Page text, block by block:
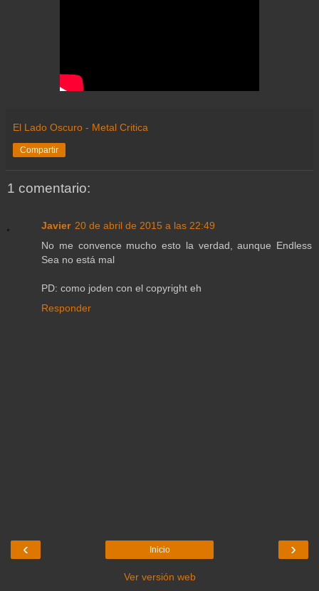
El Lado Oscuro - Metal Critica
Compartir
1 comentario:
Javier 20 de abril de 2015 a las 22:49
No me convence mucho esto la verdad, aunque Endless
Sea no está mal
PD: como joden con el copyright eh
Responder
‹ ›
Inicio
Ver versión web